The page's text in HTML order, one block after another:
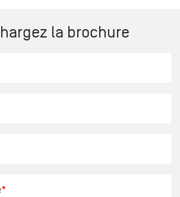
la brochure
*